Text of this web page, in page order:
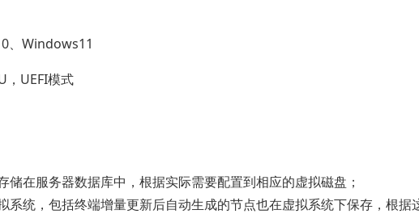
、Windows11
，UEFI模式
在服务器数据库中，根据实际需要配置到相应的虚拟磁盘；
系统，包括终端增量更新后自动生成的节点也在虚拟系统下保存，根据